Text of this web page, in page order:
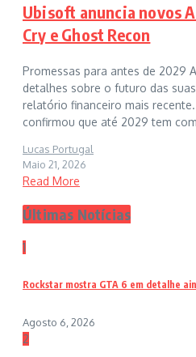
Ubisoft anuncia novos
Cry e Ghost Recon
Promessas para antes de 2029
detalhes sobre o futuro das
relatório financeiro mais
confirmou que até 2029 tem
Lucas Portugal
Maio 21, 2026
Read More
Últimas Notícias
1
Rockstar mostra GTA 6 em detalhe
Agosto 6, 2026
2